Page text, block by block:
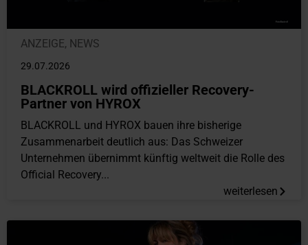
ANZEIGE, NEWS
29.07.2026
BLACKROLL wird offizieller Recovery-
Partner von HYROX
BLACKROLL und HYROX bauen ihre bisherige
Zusammenarbeit deutlich aus: Das Schweizer
Unternehmen übernimmt künftig weltweit die Rolle des
Official Recovery...
weiterlesen